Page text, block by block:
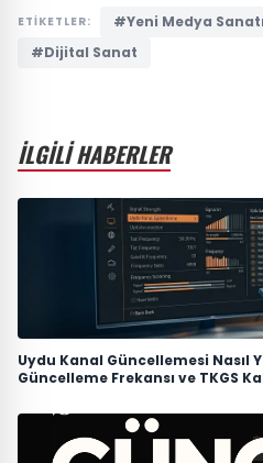
ETİKETLER: #Yeni Medya Sanatı
#Dijital Sanat
İLGİLİ HABERLER
Uydu Kanal Güncellemesi Nasıl
Güncelleme Frekansı ve TKGS